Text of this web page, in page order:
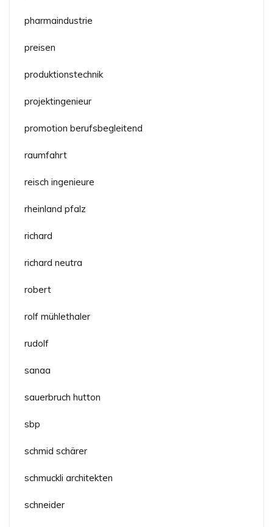
pharmaindustrie
preisen
produktionstechnik
projektingenieur
promotion berufsbegleitend
raumfahrt
reisch ingenieure
rheinland pfalz
richard
richard neutra
robert
rolf mühlethaler
rudolf
sanaa
sauerbruch hutton
sbp
schmid schärer
schmuckli architekten
schneider